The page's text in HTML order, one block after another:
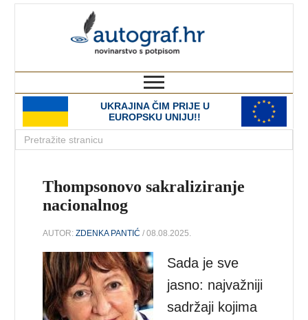
UKRAJINA ČIM PRIJE U
EUROPSKU UNIJU!!
Thompsonovo sakraliziranje
nacionalnog
AUTOR:ZDENKA PANTIĆ / 08.08.2025.
Sada je sve
jasno: najvažniji
sadržaji kojima